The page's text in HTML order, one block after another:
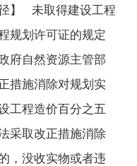
】 未取得建设工程
规划许可证的规定
府自然资源主管部
措施消除对规划实
工程造价百分之五
采取改正措施消除
，没收实物或者违